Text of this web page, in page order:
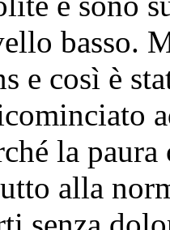
basso.
e così è
la
alla